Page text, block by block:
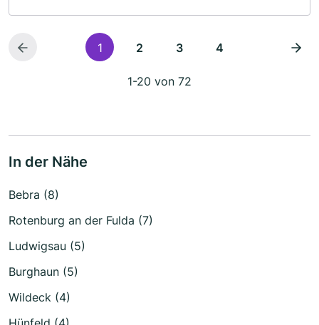
1 2 3 4
1-20 von 72
In der Nähe
Bebra (8)
Rotenburg an der Fulda (7)
Ludwigsau (5)
Burghaun (5)
Wildeck (4)